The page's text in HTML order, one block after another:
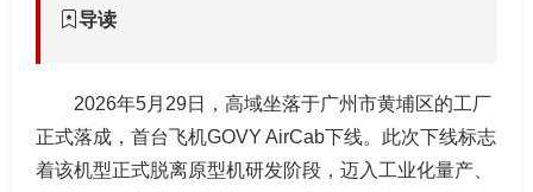
导读
2026年5月29日，高域坐落于广州市黄埔区的工厂
正式落成，首台飞机GOVY AirCab下线。此次下线标志
着该机型正式脱离原型机研发阶段，迈入工业化量产、